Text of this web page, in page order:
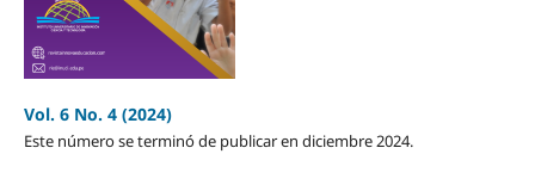
Vol. 6 No. 4 (2024)
Este número se terminó de publicar en diciembre 2024.